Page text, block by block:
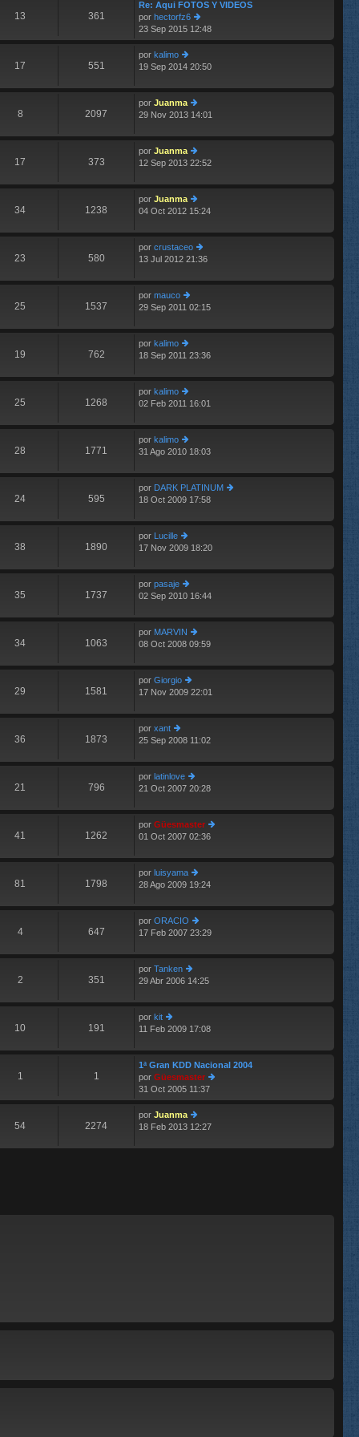
im
o
m
e
s
e
13 361
Re: Aqui FOTOS Y VIDEOS
por hectorfz6
er
últ
o
e
n
s
e
23 Sep 2015 12:48
17 551
por kalimo
er
im
o
m
n
s
aj
19 Sep 2014 20:50
8 2097
por Juanma
er
im
o
m
n
s
aj
29 Nov 2013 14:01
17 373
por Juanma
er
im
o
m
n
s
aj
12 Sep 2013 22:52
34 1238
por Juanma
er
im
o
m
n
aj
04 Oct 2012 15:24
23 580
por crustaceo
er
im
m
n
aj
13 Jul 2012 21:36
25 1537
por mauco
er
im
o
m
n
s
aj
29 Sep 2011 02:15
19 762
por kalimo
er
im
o
m
n
s
aj
18 Sep 2011 23:36
25 1268
por kalimo
er
im
o
m
n
s
aj
02 Feb 2011 16:01
28 1771
por kalimo
er
im
o
m
n
s
aj
31 Ago 2010 18:03
24 595
por DARK PLATINUM
im
n
18 Oct 2009 17:58
38 1890
por Lucille
er
im
o
m
n
s
aj
17 Nov 2009 18:20
35 1737
por pasaje
er
im
o
m
n
s
aj
02 Sep 2010 16:44
34 1063
por MARVIN
er
im
o
m
n
aj
08 Oct 2008 09:59
29 1581
por Giorgio
er
im
m
n
s
aj
17 Nov 2009 22:01
36 1873
por xant
er
im
o
m
n
s
aj
25 Sep 2008 11:02
21 796
por latinlove
er
im
o
m
n
s
aj
21 Oct 2007 20:28
41 1262
por Güesmaster
er
im
m
n
aj
01 Oct 2007 02:36
81 1798
por luisyama
er
im
o
m
n
s
aj
28 Ago 2009 19:24
4 647
por ORACIO
er
im
o
m
n
aj
17 Feb 2007 23:29
2 351
por Tanken
er
im
m
n
s
aj
e
29 Abr 2006 14:25
10 191
por kit
er
im
o
m
e
n
s
aj
11 Feb 2009 17:08
1 1
1ª Gran KDD Nacional 2004
por Güesmaster
er
últ
o
e
31 Oct 2005 11:37
54 2274
por Juanma
er
im
18 Feb 2013 12:27